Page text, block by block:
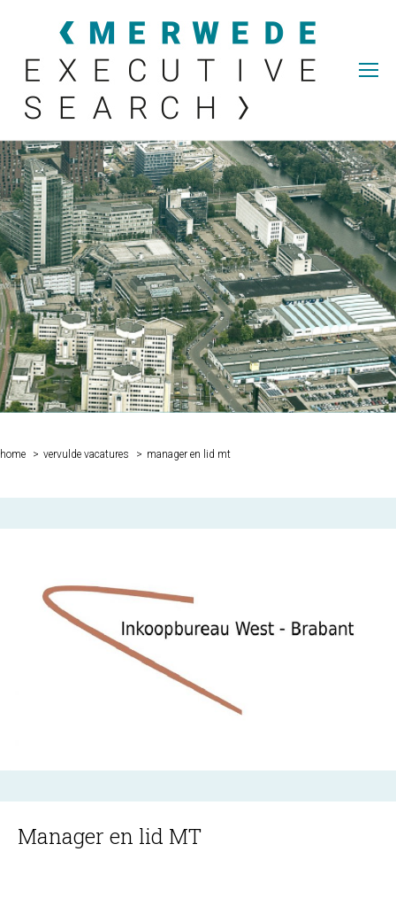
Je bent hier:
home vervulde vacatures manager en lid mt
Manager en lid MT